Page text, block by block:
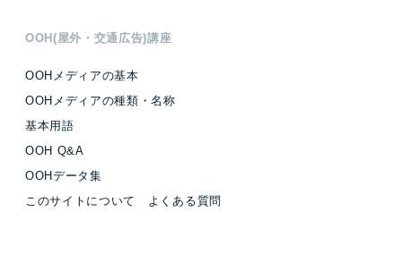
OOH(屋外・交通広告)講座
OOHメディアの基本
OOHメディアの種類・名称
基本用語
OOH Q&A
OOHデータ集
このサイトについて よくある質問